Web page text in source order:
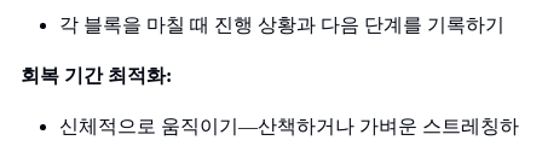
각 블록을 마칠 때 진행 상황과 다음 단계를 기록하기
회복 기간 최적화:
신체적으로 움직이기—산책하거나 가벼운 스트레칭하